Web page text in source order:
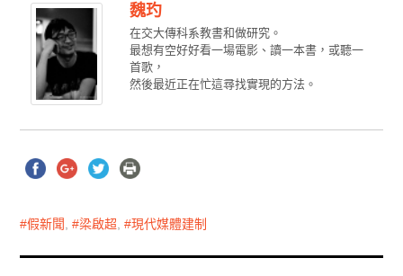
魏玓
在交大傳科系教書和做研究。
最想有空好好看一場電影、讀一本書，或聽一
首歌，
然後最近正在忙這尋找實現的方法。
假新聞, 梁啟超, 現代媒體建制